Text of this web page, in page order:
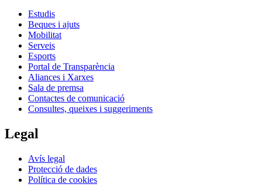
Estudis
Beques i ajuts
Mobilitat
Serveis
Esports
Portal de Transparència
Aliances i Xarxes
Sala de premsa
Contactes de comunicació
Consultes, queixes i suggeriments
Legal
Avís legal
Protecció de dades
Política de cookies